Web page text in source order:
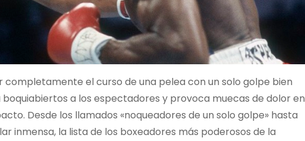
el curso de una pelea con un solo golpe bien
a los espectadores y provoca muecas de dolor en
Desde los llamados «noqueadores de un solo golpe» hasta
inmensa, la lista de los boxeadores más poderosos de la